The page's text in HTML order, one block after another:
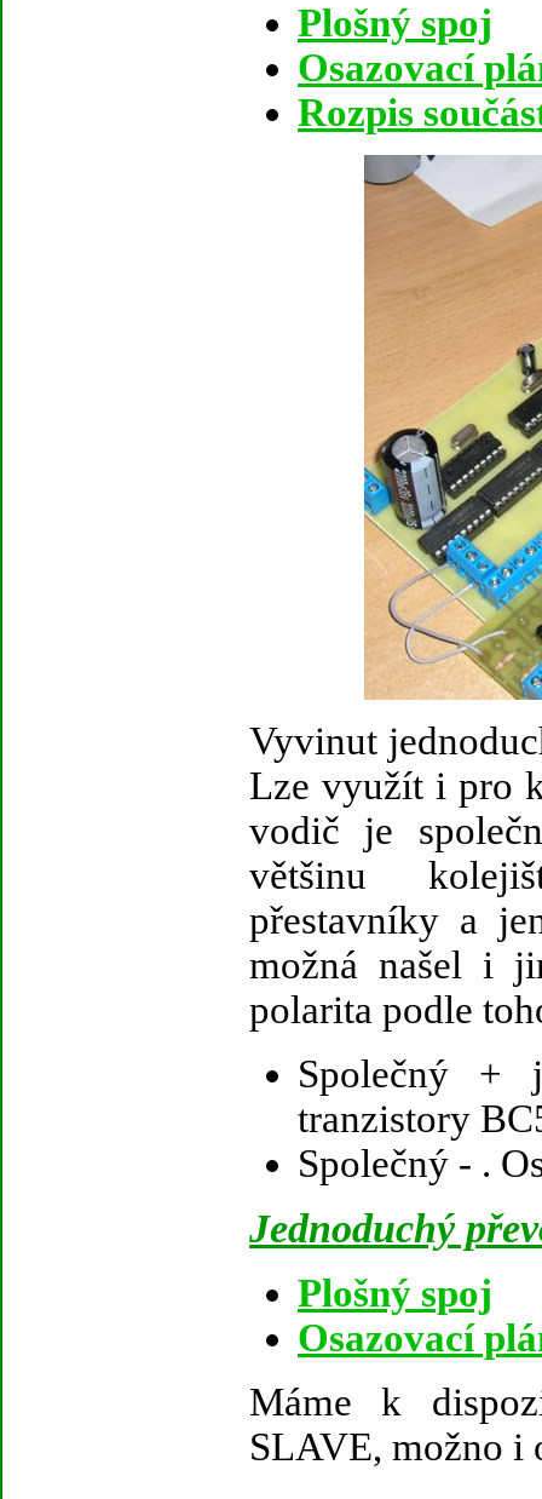
Plošný spoj
Osazovací
Rozpis
Vyvinut
Lze využít i pro
vodič je
většinu
přestavníky a
možná našel i
polarita podle
Společný +
tranzistory
Společný - .
Jednoduchý
Plošný spoj
Osazovací
Máme k
SLAVE, možno i